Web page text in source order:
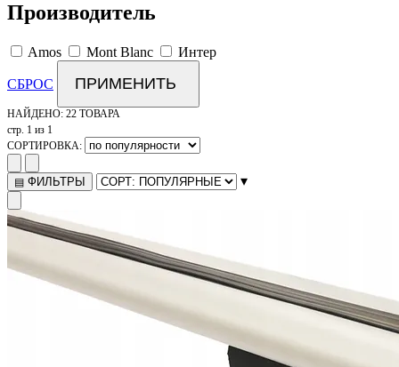
Производитель
Amos Mont Blanc Интер
СБРОС ПРИМЕНИТЬ
НАЙДЕНО: 22 ТОВАРА
стр. 1 из 1
СОРТИРОВКА:
▤ ФИЛЬТРЫ ▾